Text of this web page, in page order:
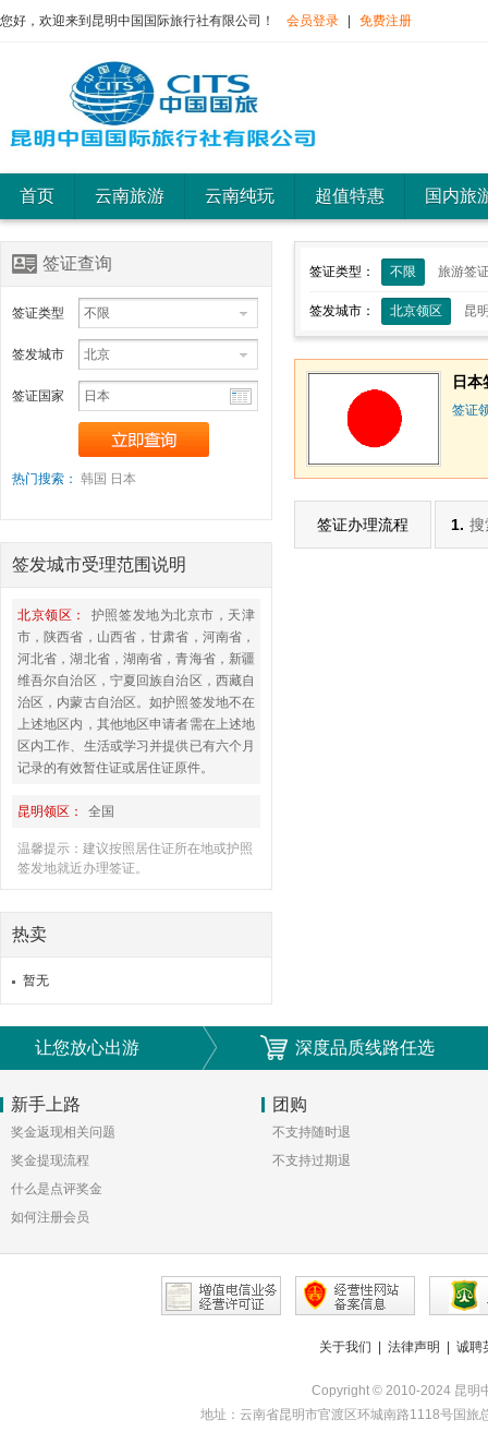
您好，欢迎来到昆明中国国际旅行社有限公司！ 会员登录 免费注册
首页 云南旅游 云南纯玩 超值特惠 国内旅
签证查询
签证类型
签发城市
签证国家
热门搜索： 韩国 日本
签发城市受理范围说明
北京领区：
护照签发地为北京市，天津
市，陕西省，山西省，甘肃省，河南省，
河北省，湖北省，湖南省，青海省，新疆
维吾尔自治区，宁夏回族自治区，西藏自
治区，内蒙古自治区。如护照签发地不在
上述地区内，其他地区申请者需在上述地
区内工作、生活或学习并提供已有六个月
记录的有效暂住证或居住证原件。
昆明领区： 全国
温馨提示：建议按照居住证所在地或护照
签发地就近办理签证。
热卖
暂无
签证类型： 不限 旅游签
签发城市： 北京领区 昆
日本
签证
签证办理流程 1. 搜
让您放心出游 深度品质线路任选
新手上路
奖金返现相关问题
奖金提现流程
什么是点评奖金
如何注册会员
团购
不支持随时退
不支持过期退
关于我们 法律声明 诚聘
Copyright © 2010-2024 昆明
地址：云南省昆明市官渡区环城南路1118号国